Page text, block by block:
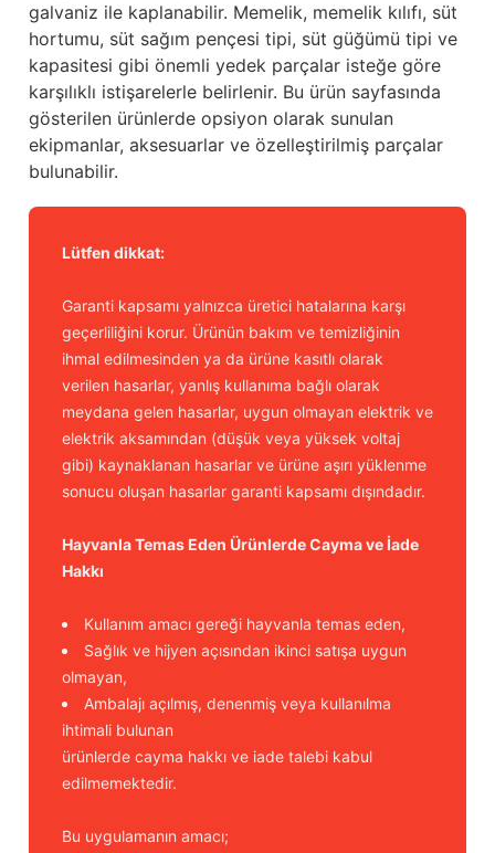
galvaniz ile kaplanabilir. Memelik, memelik kılıfı, süt
hortumu, süt sağım pençesi tipi, süt güğümü tipi ve
kapasitesi gibi önemli yedek parçalar isteğe göre
karşılıklı istişarelerle belirlenir. Bu ürün sayfasında
gösterilen ürünlerde opsiyon olarak sunulan
ekipmanlar, aksesuarlar ve özelleştirilmiş parçalar
bulunabilir.
Lütfen dikkat:
Garanti kapsamı yalnızca üretici hatalarına karşı
geçerliliğini korur. Ürünün bakım ve temizliğinin
ihmal edilmesinden ya da ürüne kasıtlı olarak
verilen hasarlar, yanlış kullanıma bağlı olarak
meydana gelen hasarlar, uygun olmayan elektrik ve
elektrik aksamından (düşük veya yüksek voltaj
gibi) kaynaklanan hasarlar ve ürüne aşırı yüklenme
sonucu oluşan hasarlar garanti kapsamı dışındadır.
Hayvanla Temas Eden Ürünlerde Cayma ve İade
Hakkı
Kullanım amacı gereği hayvanla temas eden,
Sağlık ve hijyen açısından ikinci satışa uygun
olmayan,
Ambalajı açılmış, denenmiş veya kullanılma
ihtimali bulunan
ürünlerde cayma hakkı ve iade talebi kabul
edilmemektedir.
Bu uygulamanın amacı;